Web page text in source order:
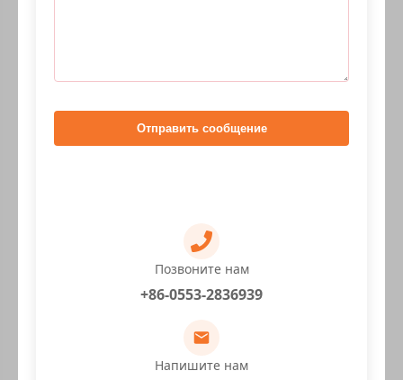
Отправить сообщение
Позвоните нам
+86-0553-2836939
Напишите нам